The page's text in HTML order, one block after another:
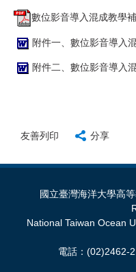
數位影音導入混成教學
附件一、數位影音導入
附件二、數位影音導入
友善列印 分享
國立臺灣海洋大學高
National Taiwan Ocean
電話：(02)2462-